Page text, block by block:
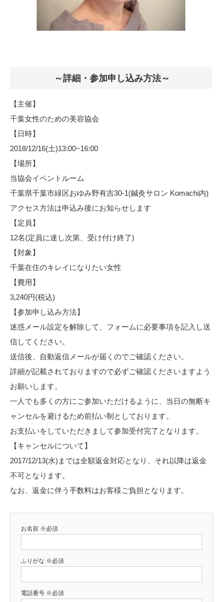
～詳細・参加申し込み方法～
【主催】
千葉女性のための美容協会
【日時】
2018/12/16(土)13:00~16:00
【場所】
当協会イベントルーム
千葉県千葉市緑区おゆみ野有吉30-1(鍼灸サロン Komachi内)
アクセス方法は申込み後にお知らせします
【定員】
12名(定員に達し次第、受け付け終了)
【対象】
千葉在住のキレイになりたい女性
【費用】
3,240円(税込)
【参加申し込み方法】
迷惑メール設定を解除して、フォームに必要事項を記入し送
信してください。
送信後、自動返信メールが届くのでご確認ください。
詳細が記載されておりますので必ずご確認くださいますよう
お願いします。
一人でも多くの方にご参加いただけるように、当日の無断キ
ャンセルを避けるため前払い制としております。
お支払いをしていただきまして参加受付完了となります。
【キャンセルについて】
2017/12/13(水)までは全額返金対応となり、それ以降は返金
不可となります。
なお、返金に伴う手数料はお客様ご負担となります。
お名前 ※必須
ふりがな ※必須
電話番号 ※必須